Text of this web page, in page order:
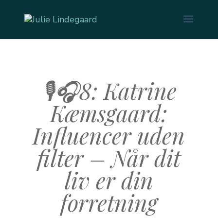
🎙️🎧8: Katrine
Kæmsgaard:
Influencer uden
filter – Når dit
liv er din
forretning